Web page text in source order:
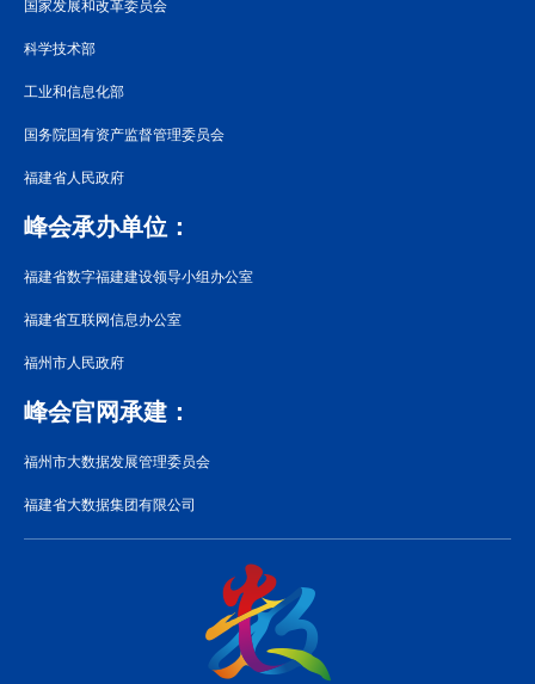
国家发展和改革委员会
科学技术部
工业和信息化部
国务院国有资产监督管理委员会
福建省人民政府
峰会承办单位：
福建省数字福建建设领导小组办公室
福建省互联网信息办公室
福州市人民政府
峰会官网承建：
福州市大数据发展管理委员会
福建省大数据集团有限公司